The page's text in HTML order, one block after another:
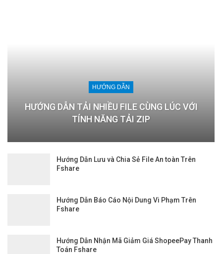
HƯỚNG DẪN
HƯỚNG DẪN TẢI NHIỀU FILE CÙNG LÚC VỚI
TÍNH NĂNG TẢI ZIP
Hướng Dẫn Lưu và Chia Sẻ File An toàn Trên
Fshare
Hướng Dẫn Báo Cáo Nội Dung Vi Phạm Trên
Fshare
Hướng Dẫn Nhận Mã Giảm Giá ShopeePay Thanh
Toán Fshare